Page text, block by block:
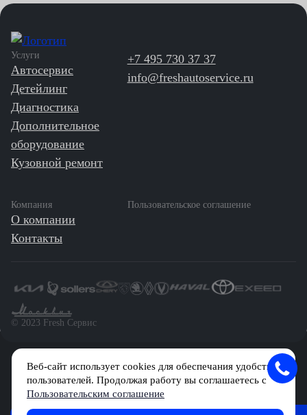
Веб-сайт использует cookies для обеспечания удобства
пользователей. Продолжая работу вы соглашаетесь с
Пользовательским соглашение
Услуги
Автосервис
Детейлинг
Диагностика
Дополнительное
оборудование
Кузовной ремонт
Компания
О компании
Контакты
Пользовательское соглашение
+7 495 730 37 37
info@freshautoservice.ru
©️ 2023 Fresh Сервис
Сетевое издание «Первый автомобильный маркетплейс» зарегистрировано
Решением Федеральной службы по надзору в сфере связи, информационных
технологий и массовых коммуникаций (Роскомнадзор) № Эл № ФС77-84512 от
29 декабря 2022 г.